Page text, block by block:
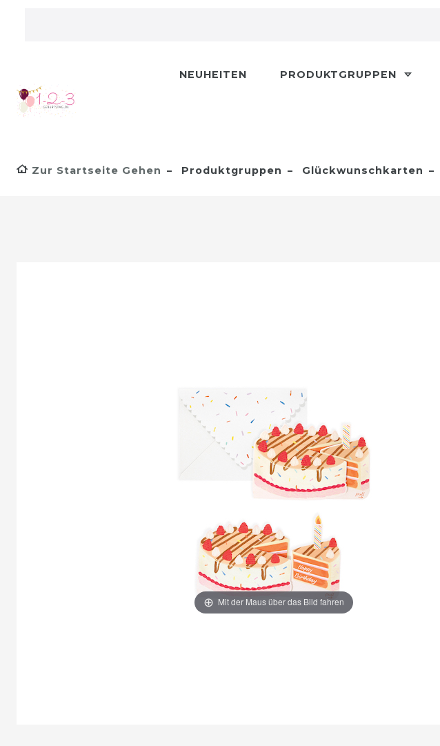
NEUHEITEN PRODUKTGRUPPEN
Zur Startseite Gehen Produktgruppen Glückwunschkarten
Mit der Maus über das Bild fahren